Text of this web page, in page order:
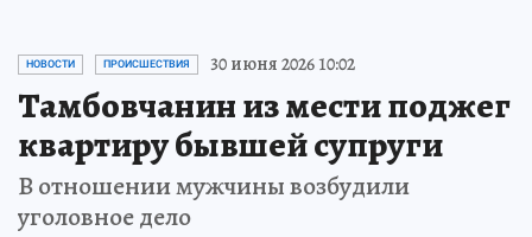
НОВОСТИ ПРОИСШЕСТВИЯ 30 июня 2026 10:02
Тамбовчанин из мести поджег
квартиру бывшей супруги
В отношении мужчины возбудили
уголовное дело